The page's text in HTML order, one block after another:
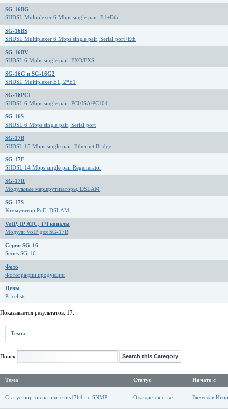
SG-16BG
SHDSL Multiplexer 6 Mbps single pair, E1+Eth
SG-16BS
SHDSL Multiplexer 6 Mbps single pair, Serial port+Eth
SG-16BV
SHDSL 6 Mpbs single pair, FXO/FXS
SG-16G и SG-16G2
SHDSL Multiplexer E1, 2*E1
SG-16PCI
SHDSL 6 Mbps single pair, PCI/ISA/PC104
SG-16S
SHDSL 6 Mbps single pair, Serial port
SG-17B
SHDSL 15 Mbps single pair, Ethernet Bridge
SG-17E
SHDSL 14 Mbps single pair Regenerator
SG-17R
Модульные маршрутизаторы, DSLAM
SG-17S
Коммутатор PoE, DSLAM
VoIP, IP АТС, ТЧ каналы
Модули VoIP для SG-17R
Серия SG-16
Series SG-16
Фото
Фотографии продукции
Цены
Pricelists
Показывается результатов: 17.
Темы
Поиск
Тема Статус Начато с
Статус портов на плате ms17h4 по SNMP Ожидается ответ Вячеслав